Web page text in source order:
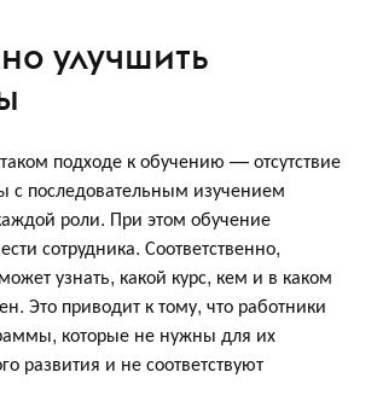
улучшить
подходе к обучению — отсутствие
с последовательным изучением
роли. При этом обучение
сотрудника. Соответственно,
узнать, какой курс, кем и в каком
Это приводит к тому, что работники
которые не нужны для их
развития и не соответствуют